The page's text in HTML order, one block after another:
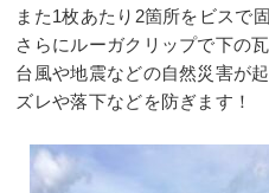
また1枚あたり2箇所をビスで
さらにルーガクリップで下の
台風や地震などの自然災害が
ズレや落下などを防ぎます！⠀